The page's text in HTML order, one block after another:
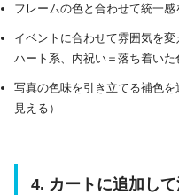
フレームの色と合わせて統一感
イベントに合わせて雰囲気を
ハート系、内祝い＝落ち着いた
写真の色味を引き立てる補色
見える）
4. カートに追加し